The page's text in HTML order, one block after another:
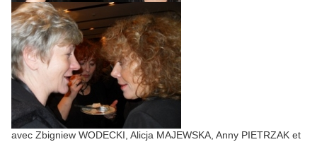
avec Zbigniew WODECKI, Alicja MAJEWSKA, Anny PIETRZAK et